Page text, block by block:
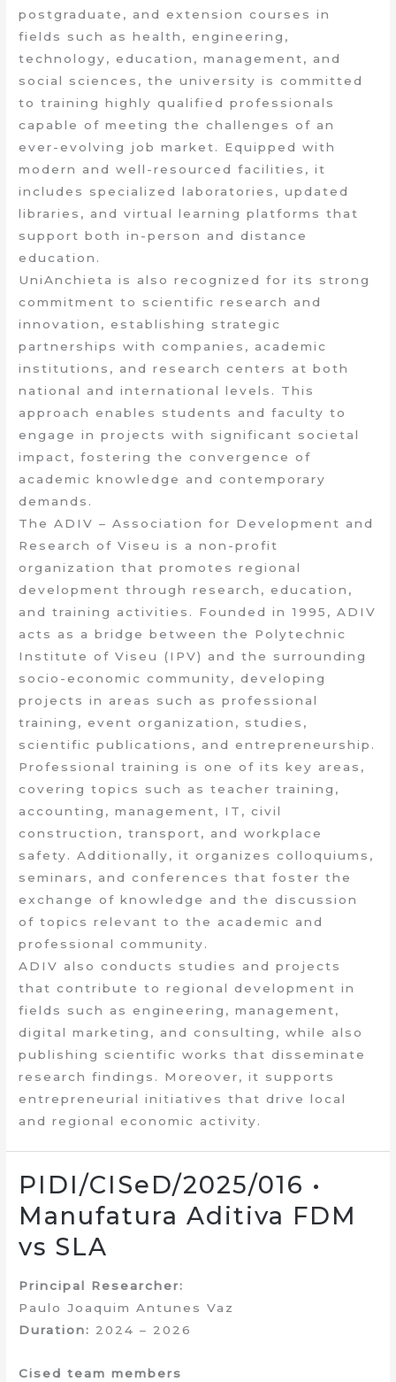
postgraduate, and extension courses in
fields such as health, engineering,
technology, education, management, and
social sciences, the university is committed
to training highly qualified professionals
capable of meeting the challenges of an
ever-evolving job market. Equipped with
modern and well-resourced facilities, it
includes specialized laboratories, updated
libraries, and virtual learning platforms that
support both in-person and distance
education.
UniAnchieta is also recognized for its strong
commitment to scientific research and
innovation, establishing strategic
partnerships with companies, academic
institutions, and research centers at both
national and international levels. This
approach enables students and faculty to
engage in projects with significant societal
impact, fostering the convergence of
academic knowledge and contemporary
demands.
The ADIV – Association for Development and
Research of Viseu is a non-profit
organization that promotes regional
development through research, education,
and training activities. Founded in 1995, ADIV
acts as a bridge between the Polytechnic
Institute of Viseu (IPV) and the surrounding
socio-economic community, developing
projects in areas such as professional
training, event organization, studies,
scientific publications, and entrepreneurship.
Professional training is one of its key areas,
covering topics such as teacher training,
accounting, management, IT, civil
construction, transport, and workplace
safety. Additionally, it organizes colloquiums,
seminars, and conferences that foster the
exchange of knowledge and the discussion
of topics relevant to the academic and
professional community.
ADIV also conducts studies and projects
that contribute to regional development in
fields such as engineering, management,
digital marketing, and consulting, while also
publishing scientific works that disseminate
research findings. Moreover, it supports
entrepreneurial initiatives that drive local
and regional economic activity.
PIDI/CISeD/2025/016 •
Manufatura Aditiva FDM
vs SLA
Principal Researcher:
Paulo Joaquim Antunes Vaz
Duration: 2024 – 2026
Cised team members